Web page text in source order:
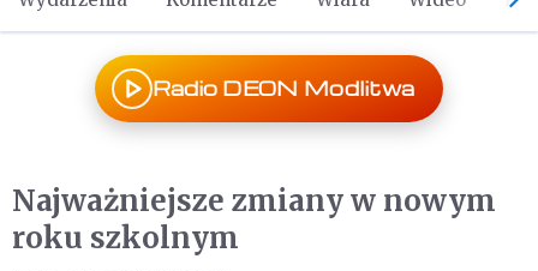
Radio DEON Modlitwa
Najważniejsze zmiany w nowym
roku szkolnym